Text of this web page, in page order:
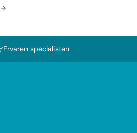
Ervaren specialisten